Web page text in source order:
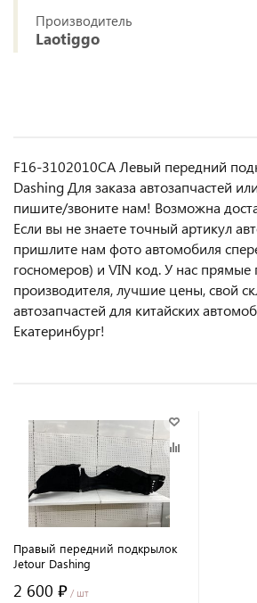
Производитель
Laotiggo
F16-3102010CA Левый передний
Dashing Для заказа автозапчастей
пишите/звoнитe нaм! Возмoжна
Ecли вы не знаете точный aртикул
пpишлите нам фотo автoмoбиля
гоcнoмеров) и VIN код. У нас прямые
производителя, лучшие цены, свой
автозапчастей для китайских
Екатеринбург!
Правый передний подкрылок
Jetour Dashing
2 600 ₽ / шт